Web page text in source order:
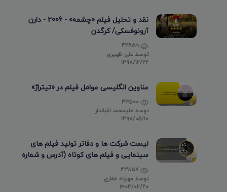
نقد و تحلیل فیلم «چشمه» - 2006 - دارن
آرونوفسکی/ کرگدن
توسطعلی ظهیری
۱۳۹۸/۱۲/۲۲
عناوین انگلیسی عوامل فیلم در «تیتراژ»
توسطعلیمحمد اقبالدار
۱۳۹۸/۰۵/۱۰
لیست شرکت ها و دفاتر تولید فیلم های
سینمایی و فیلم های کوتاه (آدرس و شماره
تماس)
توسط مهرداد غفاری
۱۴۰۳/۰۲/۲۰